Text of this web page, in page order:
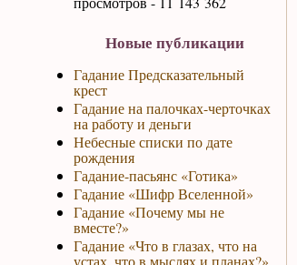
Новые публикации
Гадание Предсказательный
крест
Гадание на палочках-черточках
на работу и деньги
Небесные списки по дате
рождения
Гадание-пасьянс «Готика»
Гадание «Шифр Вселенной»
Гадание «Почему мы не
вместе?»
Гадание «Что в глазах, что на
устах, что в мыслях и планах?»